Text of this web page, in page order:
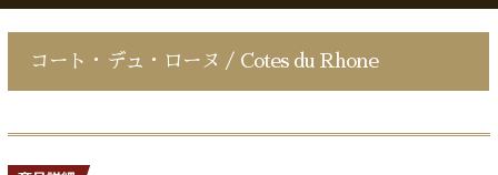
コート・デュ・ローヌ / Cotes du Rhone